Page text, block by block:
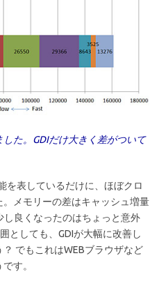
た。GDIだけ大きく差がついて
を表しているだけに、ほぼクロ
メモリーの差はキャッシュ増量
良くなったのはちょっと意外
としても、GDIが大幅に改善し
でもこれはWEBブラウザなど
す。